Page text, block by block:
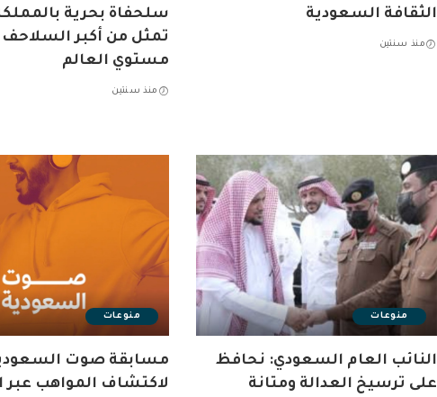
الثقافة السعودية
منذ سنتين
سلحفاة بحرية
تمثل من أكبر
مستوي العالم
منذ سنتين
منوعات
النائب العام السعودي: نحافظ
على ترسيخ العدالة ومتانة
منوعات
مسابقة صوت
لاكتشاف المواهب عبر